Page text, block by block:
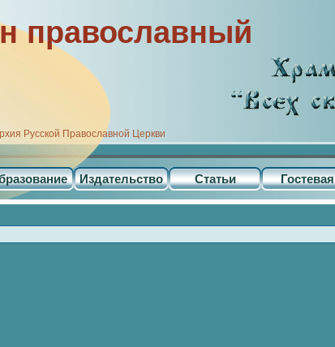
православный
Русской Православной Церкви
Издательство Статьи Гостевая